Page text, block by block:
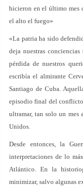
hicieron en el último mes
el alto el fuego»
«La patria ha sido
deja nuestras
pérdida de nuestros
escribía el almirante
Santiago de Cuba.
episodio final del
ultramar, tan solo un mes
Unidos.
Desde entonces, la
interpretaciones de lo
Atlántico. En la
minimizar, salvo algunas